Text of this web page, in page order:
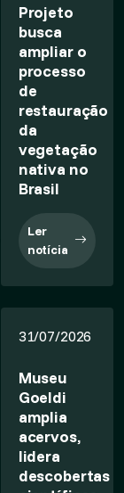
Projeto
busca
ampliar o
processo
de
restauração
da
vegetação
nativa no
Brasil
Ler
notícia
31/07/2026
Museu
Goeldi
amplia
acervos,
lidera
descobertas